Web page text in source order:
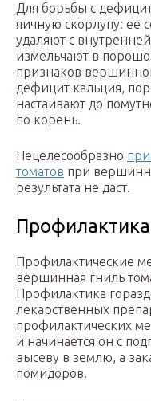
Для борьбы с
яичную скорлупу: ее
удаляют с
измельчают в
признаков
дефицит кальция,
настаивают до
по корень.
Нецелесообразно
томатов при
результата не даст.
Профилактические
вершинная гниль
Профилактика
лекарственных
профилактических
и начинается он с
высеву в землю, а
помидоров.